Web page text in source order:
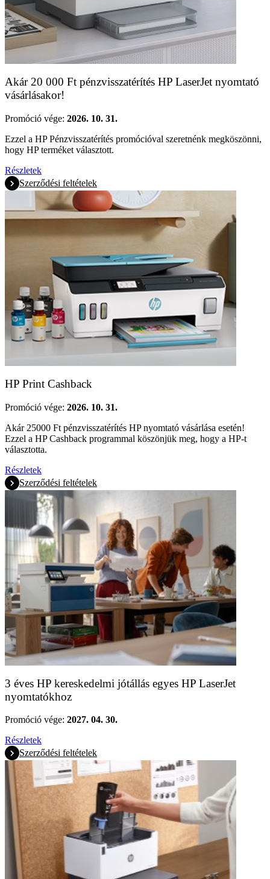
Akár 20 000 Ft pénzvisszatérítés HP LaserJet nyomtató
vásárlásakor!
Promóció vége: 2026. 10. 31.
Ezzel a HP Pénzvisszatérítés promócióval szeretnénk megköszönni,
hogy HP terméket választott.
Részletek
Szerződési feltételek
HP Print Cashback
Promóció vége: 2026. 10. 31.
Akár 25000 Ft pénzvisszatérítés HP nyomtató vásárlása esetén!
Ezzel a HP Cashback programmal köszönjük meg, hogy a HP-t
választotta.
Részletek
Szerződési feltételek
3 éves HP kereskedelmi jótállás egyes HP LaserJet
nyomtatókhoz
Promóció vége: 2027. 04. 30.
Részletek
Szerződési feltételek